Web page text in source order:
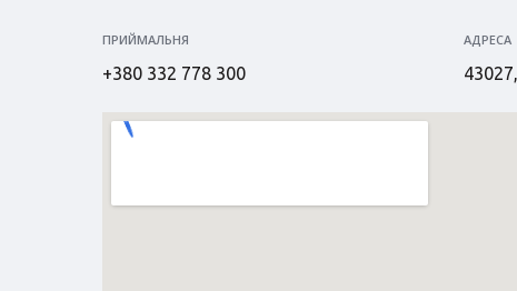
ПРИЙМАЛЬНЯ
+380 332 778 300
АДРЕСА